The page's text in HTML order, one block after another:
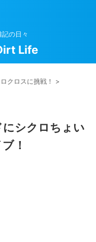
の日々
Life
クロスに挑戦！ >
シクロちょい
！